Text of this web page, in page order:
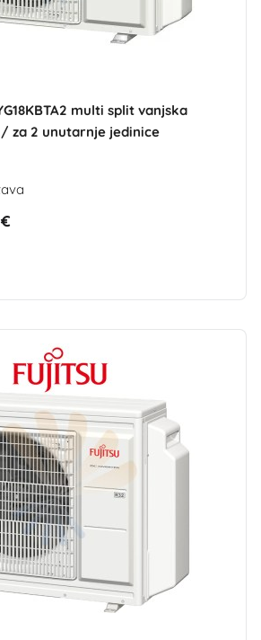
multi split vanjska
za 2 unutarnje jedinice